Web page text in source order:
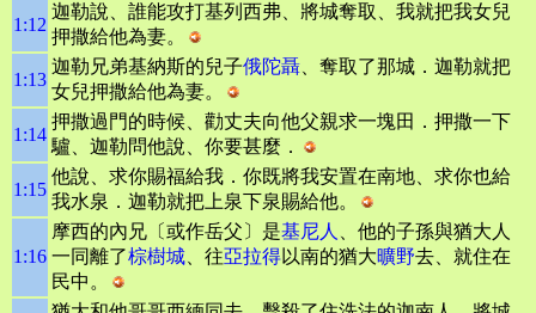
1:12
迦勒說、誰能攻打基列西弗、將城奪取、我就把我女兒
押撒給他為妻。
1:13
迦勒兄弟基納斯的兒子俄陀聶 、奪取了那城．迦勒就把
女兒押撒給他為妻。
1:14
押撒過門的時候、勸丈夫向他父親求一塊田．押撒一下
驢、迦勒問他說、你要甚麼．
1:15
他說、求你賜福給我．你既將我安置在南地、求你也給
我水泉．迦勒就把上泉下泉賜給他。
1:16
摩西的內兄〔或作岳父〕是基尼人
、他的子孫與猶大人
一同離了棕樹城 、往亞拉得以南的猶大曠野去、就住在
民中。